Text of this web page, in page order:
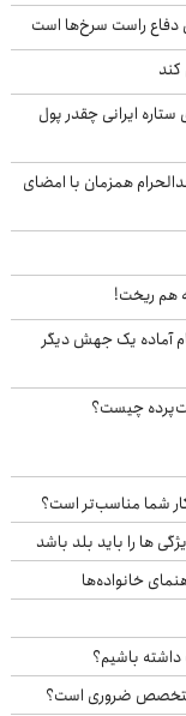
دفاع راست سرخ‌ها است
ایرانی چقدر پول
همزمان با امضای
هم ریخت!
۱۷ مرداد ۱۴۰۵/ بازار سهام آماده یک جهش دیگر
شما مناسب‌تر است؟
ها را باید بلد باشد
باشیم؟
متخصص ضروری است؟